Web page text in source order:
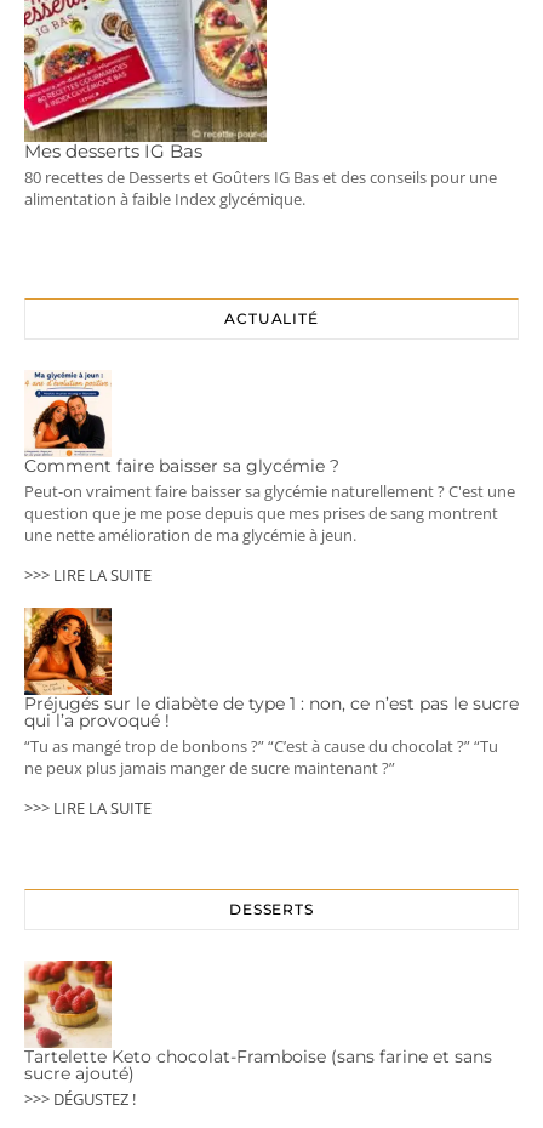
Mes desserts IG Bas
80 recettes de Desserts et Goûters IG Bas et des conseils pour une
alimentation à faible Index glycémique.
ACTUALITÉ
Comment faire baisser sa glycémie ?
Peut-on vraiment faire baisser sa glycémie naturellement ? C'est une
question que je me pose depuis que mes prises de sang montrent
une nette amélioration de ma glycémie à jeun.
>>> LIRE LA SUITE
Préjugés sur le diabète de type 1 : non, ce n’est pas le sucre
qui l’a provoqué !
“Tu as mangé trop de bonbons ?” “C’est à cause du chocolat ?” “Tu
ne peux plus jamais manger de sucre maintenant ?”
>>> LIRE LA SUITE
DESSERTS
Tartelette Keto chocolat-Framboise (sans farine et sans
sucre ajouté)
>>> DÉGUSTEZ !